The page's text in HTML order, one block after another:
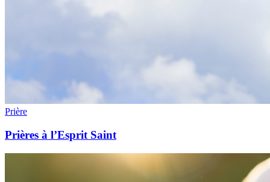
Prière
Prières à l’Esprit Saint